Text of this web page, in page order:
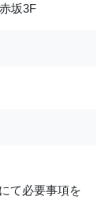
坂3F
て必要事項を